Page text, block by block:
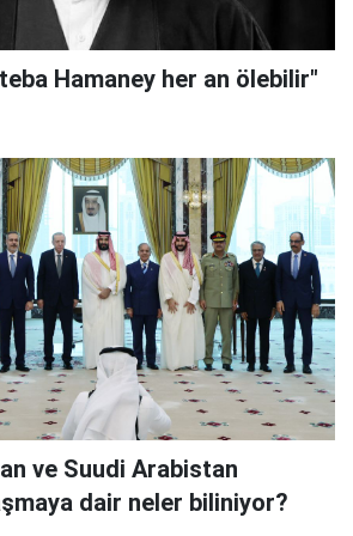
Hamaney her an ölebilir"
ve Suudi Arabistan
dair neler biliniyor?